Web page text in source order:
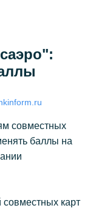
совместных
баллы на
карт